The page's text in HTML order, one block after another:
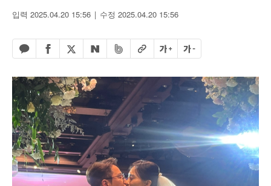
입력 2025.04.20 15:56 수정 2025.04.20 15:56
카카오톡 공유하기
페이스북 공유하기
엑스 공유하기
네이버 공유하기
밴드 공유하기
URL복사글자 크게글자 작게